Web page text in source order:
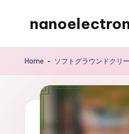
Home - ソフトグラウンドクリ